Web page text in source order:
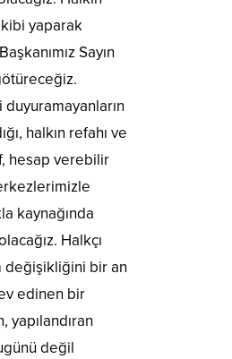
yaparak
Sayın
duyuramayanların
halkın refahı ve
hesap verebilir
kaynağında
Halkçı
değişikliğini bir an
edinen bir
değil